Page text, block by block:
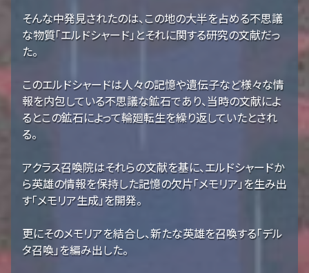
そんな中発見されたのは、この地の大半を占める不思議
な物質「エルドシャード」とそれに関する研究の文献だっ
た。
このエルドシャードは人々の記憶や遺伝子など様々な情
報を内包している不思議な鉱石であり、当時の文献によ
るとこの鉱石によって輪廻転生を繰り返していたとされ
る。
アクラス召喚院はそれらの文献を基に、エルドシャードか
ら英雄の情報を保持した記憶の欠片「メモリア」を生み出
す「メモリア生成」を開発。
更にそのメモリアを結合し、新たな英雄を召喚する「デル
タ召喚」を編み出した。